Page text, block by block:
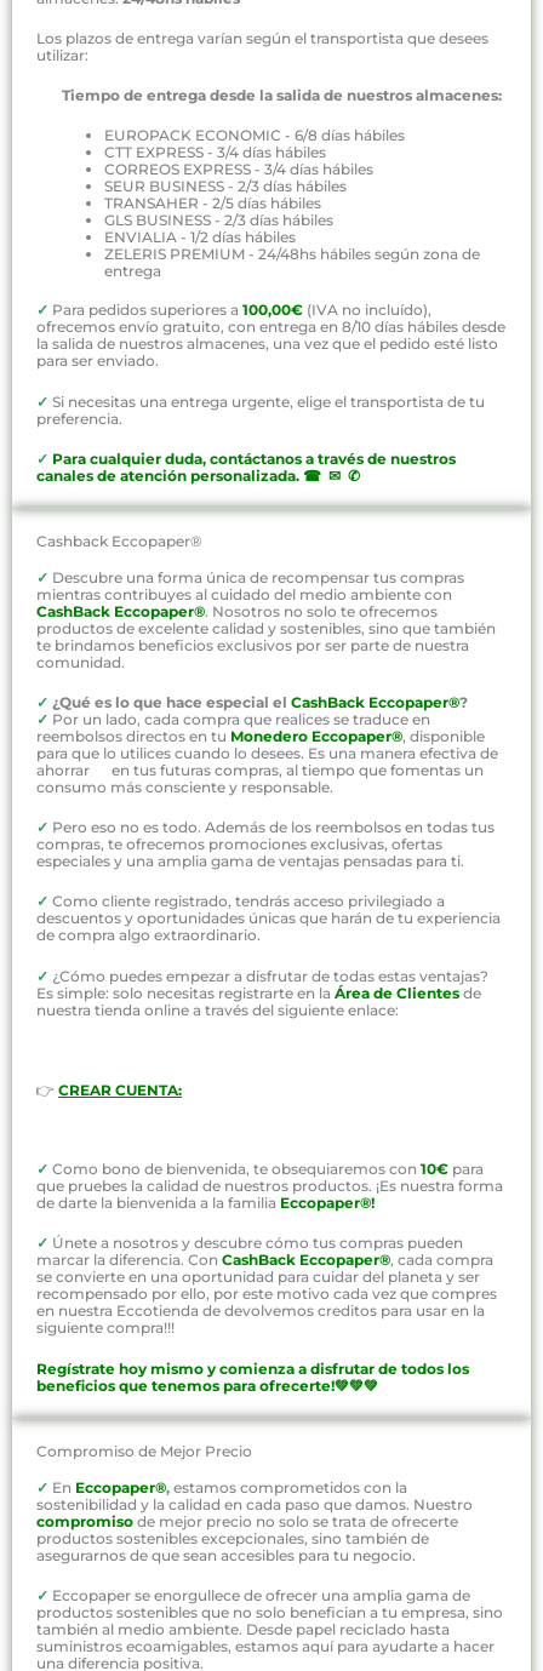
Los plazos de entrega varían según el transportista que desees
utilizar:
Tiempo de entrega desde la salida de nuestros almacenes:
EUROPACK ECONOMIC - 6/8 días hábiles
CTT EXPRESS - 3/4 días hábiles
CORREOS EXPRESS - 3/4 días hábiles
SEUR BUSINESS - 2/3 días hábiles
TRANSAHER - 2/5 días hábiles
GLS BUSINESS - 2/3 días hábiles
ENVIALIA - 1/2 días hábiles
ZELERIS PREMIUM - 24/48hs hábiles según zona de
entrega
✓ Para pedidos superiores a 100,00€ (IVA no incluído),
ofrecemos envío gratuito, con entrega en 8/10 días hábiles desde
la salida de nuestros almacenes, una vez que el pedido esté listo
para ser enviado.
✓ Si necesitas una entrega urgente, elige el transportista de tu
preferencia.
✓ Para cualquier duda, contáctanos a través de nuestros
canales de atención personalizada. ☎ ✉ ✆
Cashback Eccopaper®
✓ Descubre una forma única de recompensar tus compras
mientras contribuyes al cuidado del medio ambiente con
CashBack Eccopaper®. Nosotros no solo te ofrecemos
productos de excelente calidad y sostenibles, sino que también
te brindamos beneficios exclusivos por ser parte de nuestra
comunidad.
✓ ¿Qué es lo que hace especial el CashBack Eccopaper®?
✓ Por un lado, cada compra que realices se traduce en
reembolsos directos en tu Monedero Eccopaper®, disponible
para que lo utilices cuando lo desees. Es una manera efectiva de
ahorrar en tus futuras compras, al tiempo que fomentas un
consumo más consciente y responsable.
✓ Pero eso no es todo. Además de los reembolsos en todas tus
compras, te ofrecemos promociones exclusivas, ofertas
especiales y una amplia gama de ventajas pensadas para ti.
✓ Como cliente registrado, tendrás acceso privilegiado a
descuentos y oportunidades únicas que harán de tu experiencia
de compra algo extraordinario.
✓ ¿Cómo puedes empezar a disfrutar de todas estas ventajas?
Es simple: solo necesitas registrarte en la Área de Clientes de
nuestra tienda online a través del siguiente enlace:
👉 CREAR CUENTA:
✓ Como bono de bienvenida, te obsequiaremos con 10€ para
que pruebes la calidad de nuestros productos. ¡Es nuestra forma
de darte la bienvenida a la familia Eccopaper®!
✓ Únete a nosotros y descubre cómo tus compras pueden
marcar la diferencia. Con CashBack Eccopaper®, cada compra
se convierte en una oportunidad para cuidar del planeta y ser
recompensado por ello, por este motivo cada vez que compres
en nuestra Eccotienda de devolvemos creditos para usar en la
siguiente compra!!!
Regístrate hoy mismo y comienza a disfrutar de todos los
beneficios que tenemos para ofrecerte!💚💚💚
Compromiso de Mejor Precio
✓ En Eccopaper®, estamos comprometidos con la
sostenibilidad y la calidad en cada paso que damos. Nuestro
compromiso de mejor precio no solo se trata de ofrecerte
productos sostenibles excepcionales, sino también de
asegurarnos de que sean accesibles para tu negocio.
✓ Eccopaper se enorgullece de ofrecer una amplia gama de
productos sostenibles que no solo benefician a tu empresa, sino
también al medio ambiente. Desde papel reciclado hasta
suministros ecoamigables, estamos aquí para ayudarte a hacer
una diferencia positiva.